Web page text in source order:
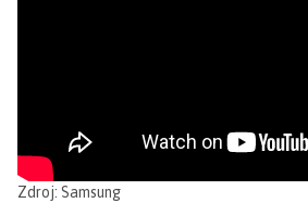
Zdroj: Samsung